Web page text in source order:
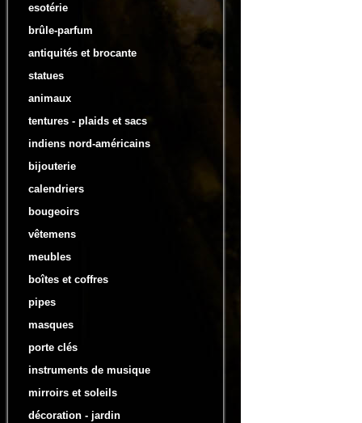
esotérie
brûle-parfum
antiquités et brocante
statues
animaux
tentures - plaids et sacs
indiens nord-américains
bijouterie
calendriers
bougeoirs
vêtemens
meubles
boîtes et coffres
pipes
masques
porte clés
instruments de musique
mirroirs et soleils
décoration - jardin